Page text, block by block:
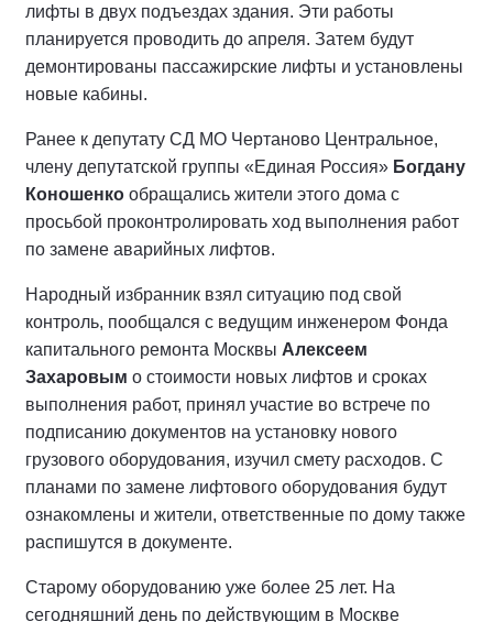
лифты в двух подъездах здания. Эти работы
планируется проводить до апреля. Затем будут
демонтированы пассажирские лифты и установлены
новые кабины.
Ранее к депутату СД МО Чертаново Центральное,
члену депутатской группы «Единая Россия» Богдану
Коношенко обращались жители этого дома с
просьбой проконтролировать ход выполнения работ
по замене аварийных лифтов.
Народный избранник взял ситуацию под свой
контроль, пообщался с ведущим инженером Фонда
капитального ремонта Москвы Алексеем
Захаровым о стоимости новых лифтов и сроках
выполнения работ, принял участие во встрече по
подписанию документов на установку нового
грузового оборудования, изучил смету расходов. С
планами по замене лифтового оборудования будут
ознакомлены и жители, ответственные по дому также
распишутся в документе.
Старому оборудованию уже более 25 лет. На
сегодняшний день по действующим в Москве